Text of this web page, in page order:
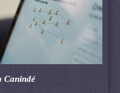
Canindé